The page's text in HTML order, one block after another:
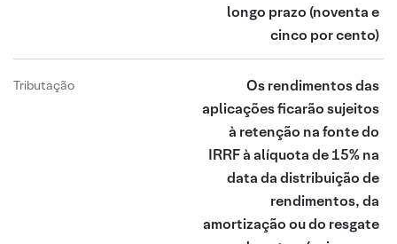
longo prazo (noventa e
cinco por cento)
Tributação
Os rendimentos das
aplicações ficarão sujeitos
à retenção na fonte do
IRRF à alíquota de 15% na
data da distribuição de
rendimentos, da
amortização ou do resgate